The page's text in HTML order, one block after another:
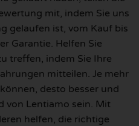
mit, indem Sie uns
gelaufen ist, vom Kauf bis
Garantie. Helfen Sie
treffen, indem Sie Ihre
mitteilen. Je mehr
desto besser und
von Lentiamo sein. Mit
helfen, die richtige